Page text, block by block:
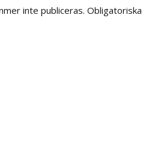
inte publiceras. Obligatoriska